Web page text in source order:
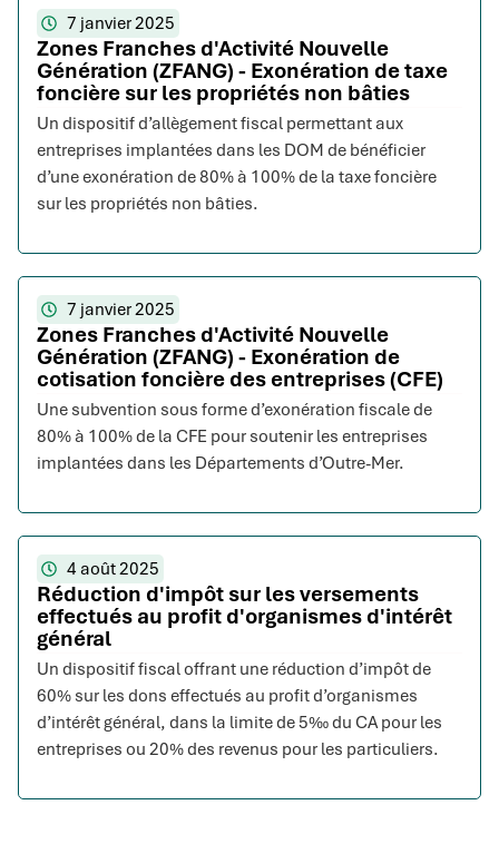
7 janvier 2025
Zones Franches d'Activité Nouvelle
Génération (ZFANG) - Exonération de taxe
foncière sur les propriétés non bâties
Un dispositif d’allègement fiscal permettant aux
entreprises implantées dans les DOM de bénéficier
d’une exonération de 80% à 100% de la taxe foncière
sur les propriétés non bâties.
7 janvier 2025
Zones Franches d'Activité Nouvelle
Génération (ZFANG) - Exonération de
cotisation foncière des entreprises (CFE)
Une subvention sous forme d’exonération fiscale de
80% à 100% de la CFE pour soutenir les entreprises
implantées dans les Départements d’Outre-Mer.
4 août 2025
Réduction d'impôt sur les versements
effectués au profit d'organismes d'intérêt
général
Un dispositif fiscal offrant une réduction d’impôt de
60% sur les dons effectués au profit d’organismes
d’intérêt général, dans la limite de 5‰ du CA pour les
entreprises ou 20% des revenus pour les particuliers.